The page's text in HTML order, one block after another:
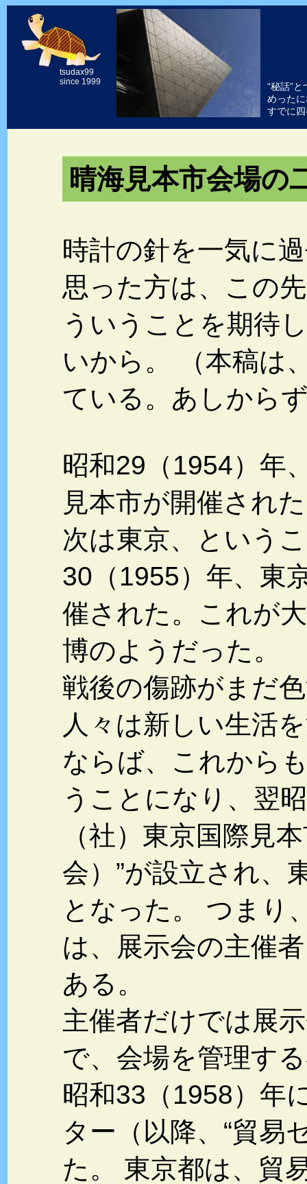
tsudax99
since 1999
“秘話”
めった
すでに
晴海見本市会場の
時計の針を一気に
思った方は、この
ういうことを期待
いから。 （本稿は
ている。あしから
昭和29（1954）年
見本市が開催され
次は東京、という
30（1955）年、東
催された。これが
博のようだった。
戦後の傷跡がまだ
人々は新しい生活
ならば、これから
うことになり、翌
（社）東京国際見
会）”が設立され、
となった。 つまり
は、展示会の主催
ある。
主催者だけでは展
で、会場を管理す
昭和33（1958）年
ター（以降、“貿易
た。 東京都は、貿